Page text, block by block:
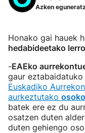
Azken
Honako gai hauek
hedabideetako
-EAEko
gaur
Euskadiko
aurkeztutako
batek ere ez du
osatzen duten
duten gehiengo